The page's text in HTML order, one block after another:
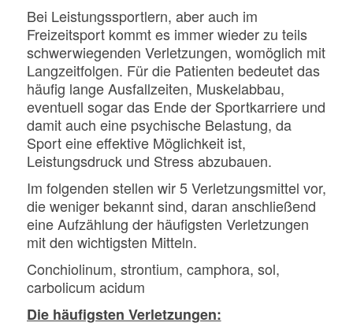
Bei Leistungssportlern, aber auch im
Freizeitsport kommt es immer wieder zu teils
schwerwiegenden Verletzungen, womöglich mit
Langzeitfolgen. Für die Patienten bedeutet das
häufig lange Ausfallzeiten, Muskelabbau,
eventuell sogar das Ende der Sportkarriere und
damit auch eine psychische Belastung, da
Sport eine effektive Möglichkeit ist,
Leistungsdruck und Stress abzubauen.
Im folgenden stellen wir 5 Verletzungsmittel vor,
die weniger bekannt sind, daran anschließend
eine Aufzählung der häufigsten Verletzungen
mit den wichtigsten Mitteln.
Conchiolinum, strontium, camphora, sol,
carbolicum acidum
Die häufigsten Verletzungen: